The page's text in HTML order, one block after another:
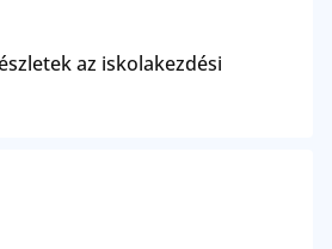
az iskolakezdési